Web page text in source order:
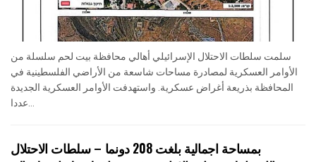
سلمت سلطات الاحتلال الإسرائيلي أهالي محافظة بيت لحم سلسلة من
الأوامر العسكرية لمصادرة مساحات شاسعة من الأراضي الفلسطينية في
المحافظة بذريعة أغراض عسكرية. واستهدفت الأوامر العسكرية الجديدة
عددا...
بمساحة اجمالية بلغت 208 دونما – سلطات الاحتلال